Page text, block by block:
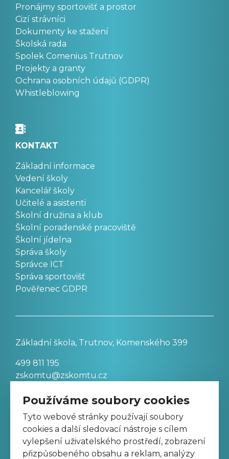
Pronájmy sportovišť a prostor
Cizí strávníci
Dokumenty ke stažení
Školská rada
Spolek Comenius Trutnov
Projekty a granty
Ochrana osobních údajů (GDPR)
Whistleblowing
KONTAKT
Základní informace
Vedení školy
Kancelář školy
Učitelé a asistenti
Školní družina a klub
Školní poradenské pracoviště
Školní jídelna
Správa školy
Správce ICT
Správa sportovišť
Pověřenec GDPR
Základní škola, Trutnov, Komenského 399
499 811 195
zskomtu@zskomtu.cz
Prohlášení o přístupnosti stránek
Nastavení cookies
Používáme soubory cookies
Tyto webové stránky používají soubory
cookies a další sledovací nástroje s cílem
vylepšení uživatelského prostředí, zobrazení
přizpůsobeného obsahu a reklam, analýzy